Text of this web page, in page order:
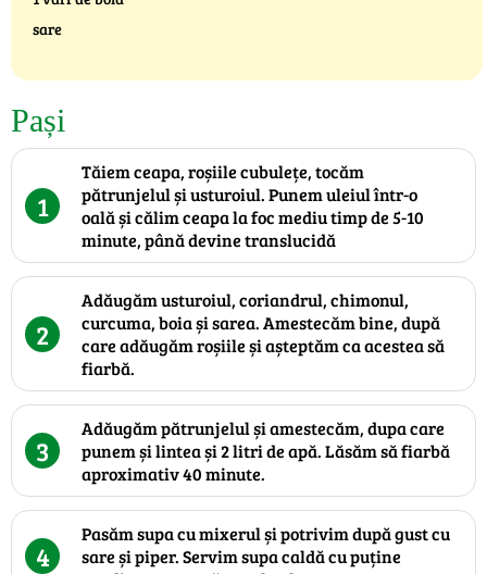
sare
Pași
1
Tăiem ceapa, roșiile cubulețe, tocăm
pătrunjelul și usturoiul. Punem uleiul într-o
oală și călim ceapa la foc mediu timp de 5-10
minute, până devine translucidă
2
Adăugăm usturoiul, coriandrul, chimonul,
curcuma, boia și sarea. Amestecăm bine, după
care adăugăm roșiile și așteptăm ca acestea să
fiarbă.
3
Adăugăm pătrunjelul și amestecăm, dupa care
punem și lintea și 2 litri de apă. Lăsăm să fiarbă
aproximativ 40 minute.
4
Pasăm supa cu mixerul și potrivim după gust cu
sare și piper. Servim supa caldă cu puține